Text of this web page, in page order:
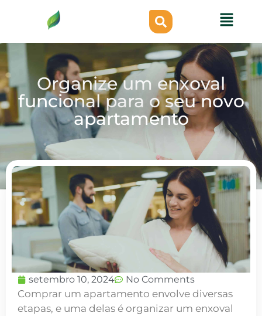
Organize um enxoval
funcional para o seu novo
apartamento
setembro 10, 2024 No Comments
Comprar um apartamento envolve diversas
etapas, e uma delas é organizar um enxoval